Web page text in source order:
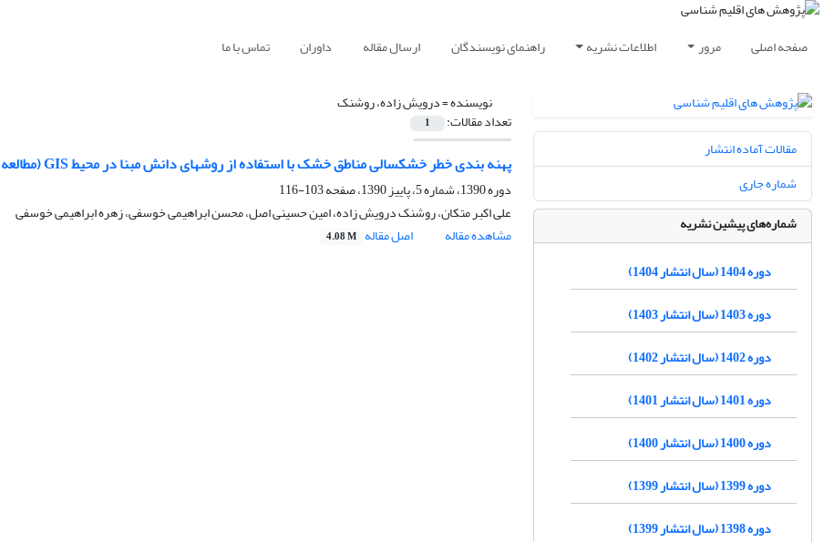
صفحه اصلی مرور اطلاعات نشریه راهنمای نویسندگان ارسال مقاله داوران تماس با ما
نویسنده =درویش زاده، روشنک
تعداد مقالات: 1
پهنه بندی خطر خشکسالی مناطق خشک با استفاده از روشهای دانش مبنا در محیط GIS (مطالعه موردی: حوضه شیطور، یزد)
دوره 1390، شماره 5، پاییز 1390، صفحه
103-116
علی اکبر متکان، روشنک درویش زاده، امین حسینی اصل، محسن ابراهیمی خوسفی، زهره ابراهیمی خوسفی
مشاهده مقاله
اصل مقاله 4.08 M
مقالات آماده انتشار
شماره جاری
شماره‌های پیشین نشریه
دوره 1404 (سال انتشار 1404)
دوره 1403 (سال انتشار 1403)
دوره 1402 (سال انتشار 1402)
دوره 1401 (سال انتشار 1401)
دوره 1400 (سال انتشار 1400)
دوره 1399 (سال انتشار 1399)
دوره 1398 (سال انتشار 1399)